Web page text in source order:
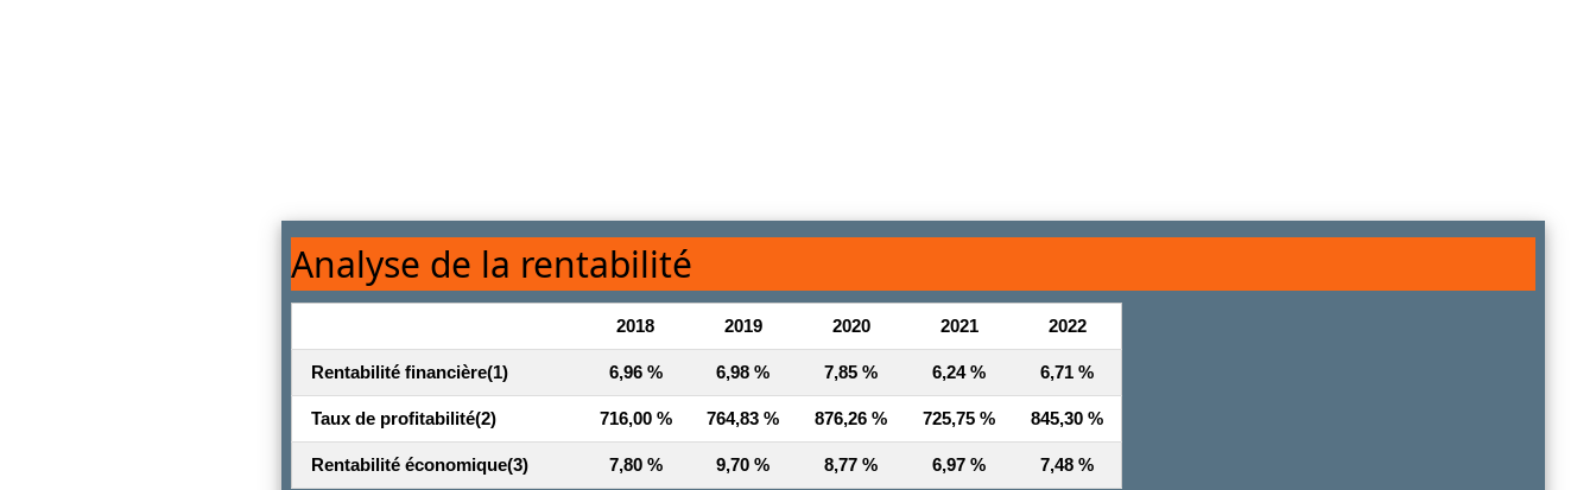
Analyse de la rentabilité
2018 2019 2020 2021 2022
Rentabilité financière(1) 6,96 % 6,98 % 7,85 % 6,24 % 6,71 %
Taux de profitabilité(2) 716,00 % 764,83 % 876,26 % 725,75 % 845,30 %
Rentabilité économique(3) 7,80 % 9,70 % 8,77 % 6,97 % 7,48 %